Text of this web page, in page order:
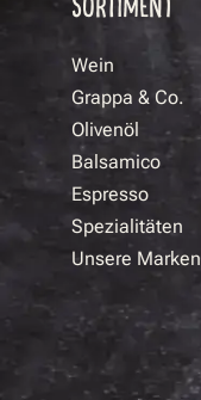
Wein
Grappa & Co.
Olivenöl
Balsamico
Espresso
Spezialitäten
Unsere Marken